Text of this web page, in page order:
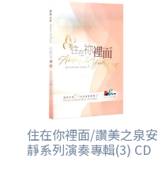
住在你裡面/讚美之泉安
靜系列演奏專輯(3) CD